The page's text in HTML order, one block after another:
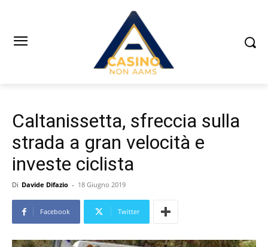
Caltanissetta, sfreccia sulla
strada a gran velocità e
investe ciclista
Di Davide Difazio - 18 Giugno 2019
Facebook Twitter